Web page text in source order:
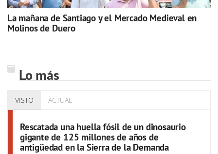
La mañana de Santiago y el Mercado Medieval en
Molinos de Duero
Lo más
VISTO ACTUAL
Rescatada una huella fósil de un dinosaurio
gigante de 125 millones de años de
antigüedad en la Sierra de la Demanda